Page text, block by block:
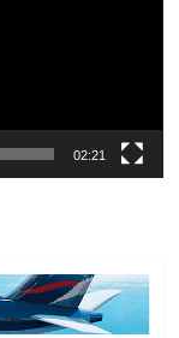
02:21